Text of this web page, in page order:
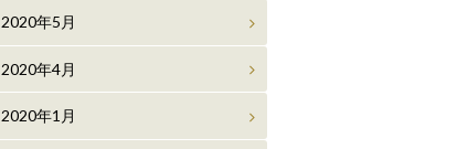
2020年5月
2020年4月
2020年1月